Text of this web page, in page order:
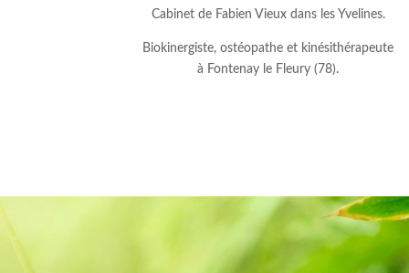
Cabinet de Fabien Vieux dans les Yvelines.
Biokinergiste, ostéopathe et kinésithérapeute
à Fontenay le Fleury (78).